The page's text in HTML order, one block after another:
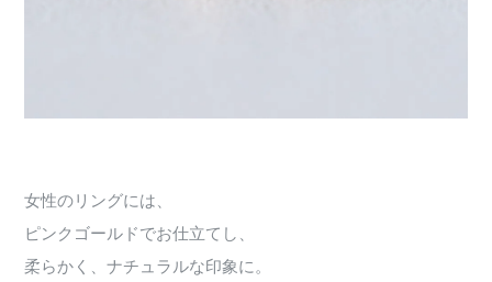
女性のリングには、
ピンクゴールドでお仕立てし、
柔らかく、ナチュラルな印象に。